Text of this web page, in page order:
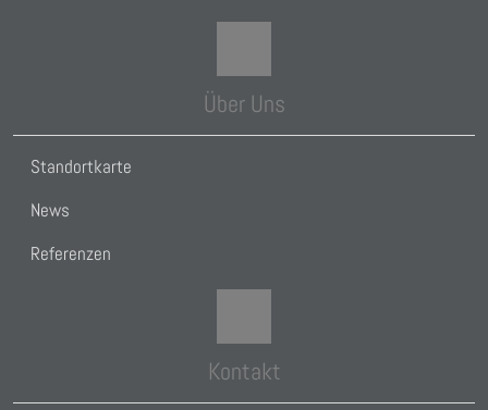
Über Uns
Standortkarte
News
Referenzen
Kontakt